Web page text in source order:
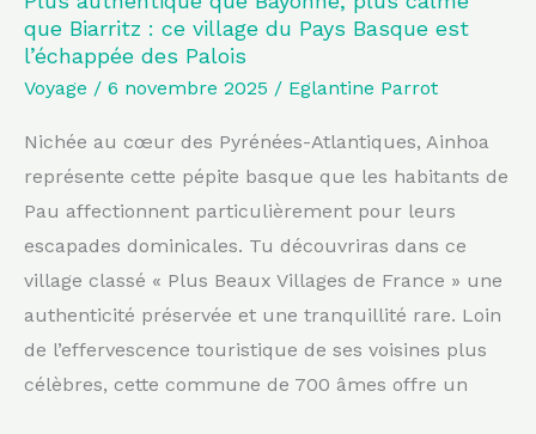
que Biarritz : ce village du Pays Basque est
l’échappée des Palois
Voyage / 6 novembre 2025 / Eglantine Parrot
Nichée au cœur des Pyrénées-Atlantiques, Ainhoa
représente cette pépite basque que les habitants de
Pau affectionnent particulièrement pour leurs
escapades dominicales. Tu découvriras dans ce
village classé « Plus Beaux Villages de France » une
authenticité préservée et une tranquillité rare. Loin
de l’effervescence touristique de ses voisines plus
célèbres, cette commune de 700 âmes offre un
du
Pays
Basque
est
l’échappée
des
Palois